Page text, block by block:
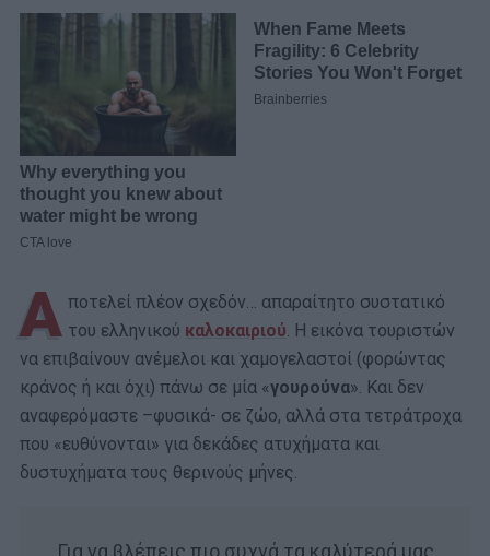
Α ποτελεί πλέον σχεδόν… απαραίτητο συστατικό
του ελληνικού καλοκαιριού. Η εικόνα τουριστών
να επιβαίνουν ανέμελοι και χαμογελαστοί (φορώντας
κράνος ή και όχι) πάνω σε μία «γουρούνα». Και δεν
αναφερόμαστε –φυσικά- σε ζώο, αλλά στα τετράτροχα
που «ευθύνονται» για δεκάδες ατυχήματα και
δυστυχήματα τους θερινούς μήνες.